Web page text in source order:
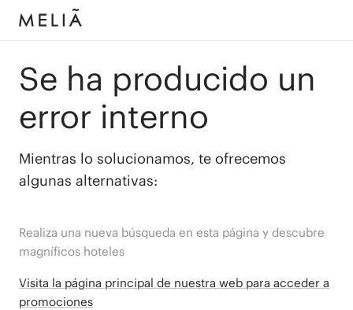
Se ha producido un
error interno
Mientras lo solucionamos, te ofrecemos
algunas alternativas:
Realiza una nueva búsqueda en esta página y descubre
magníficos hoteles
Visita la página principal de nuestra web para acceder a
promociones